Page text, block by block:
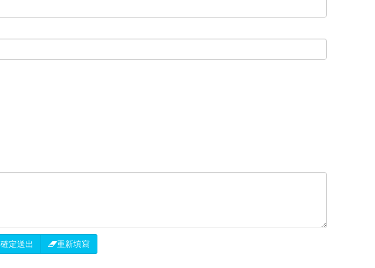
確定送出 重新填寫